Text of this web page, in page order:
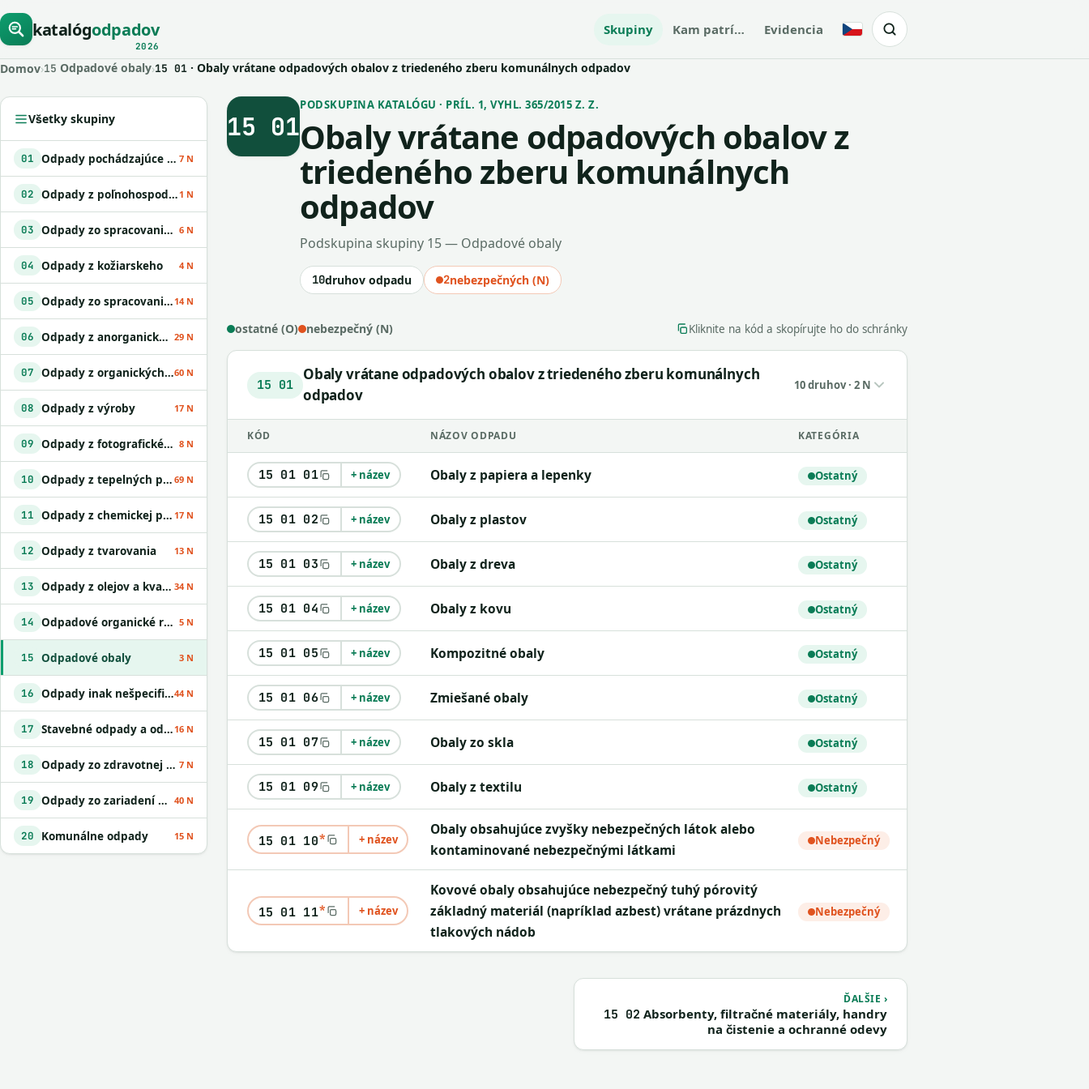
katalógodpadov
2026
Skupiny Kam patrí… Evidencia Česky
Domov›15 Odpadové obaly›15 01 · Obaly vrátane odpadových obalov z triedeného zberu komunálnych odpadov
Všetky skupiny
01 Odpady pochádzajúce z geologického prieskumu 7 N
02 Odpady z poľnohospodárstva 1 N
03 Odpady zo spracovania dreva a z výroby papiera 6 N
04 Odpady z kožiarskeho 4 N
05 Odpady zo spracovania ropy 14 N
06 Odpady z anorganických chemických procesov 29 N
07 Odpady z organických chemických procesov60 N
08 Odpady z výroby 17 N
09 Odpady z fotografického priemyslu 8 N
10 Odpady z tepelných procesov 69 N
11 Odpady z chemickej povrchovej úpravy kovov a nanášania kovov a iných materiálov; odpady z hydrometalurgie neželezných kovov 17 N
12 Odpady z tvarovania 13 N
13 Odpady z olejov a kvapalných palív okrem jedlých olejov a odpadov uvedených v skupinách 05 a 12 34 N
14 Odpadové organické rozpúšťadlá 5 N
15 Odpadové obaly 3 N
16 Odpady inak nešpecifikované v tomto katalógu44 N
17 Stavebné odpady a odpady z demolácií vrátane výkopovej zeminy z kontaminovaných miest 16 N
18 Odpady zo zdravotnej alebo veterinárnej starostlivosti alebo s nimi súvisiaceho výskumu okrem kuchynských a reštauračných odpadov 7 N
19 Odpady zo zariadení na úpravu odpadu 40 N
20 Komunálne odpady 15 N
15 01
PODSKUPINA KATALÓGU · PRÍL. 1, VYHL. 365/2015 Z. Z.
Obaly vrátane odpadových obalov z
triedeného zberu komunálnych
odpadov
Podskupina skupiny 15 — Odpadové obaly
10druhov odpadu 2nebezpečných (N)
ostatné (O) nebezpečný (N) Kliknite na kód a skopírujte ho do schránky
15 01
Obaly vrátane odpadových obalov z triedeného zberu komunálnych
odpadov
10 druhov · 2 N
KÓD NÁZOV ODPADU KATEGÓRIA
15 01 01 + název obaly z papiera a lepenky Ostatný
15 01 02 + název obaly z plastov Ostatný
15 01 03 + název obaly z dreva Ostatný
15 01 04 + název obaly z kovu Ostatný
15 01 05 + název kompozitné obaly Ostatný
15 01 06 + název zmiešané obaly Ostatný
15 01 07 + název obaly zo skla Ostatný
15 01 09 + název obaly z textilu Ostatný
15 01 10* + název
obaly obsahujúce zvyšky nebezpečných látok alebo
kontaminované nebezpečnými látkami
Nebezpečný
15 01 11* + název
kovové obaly obsahujúce nebezpečný tuhý pórovitý
základný materiál (napríklad azbest) vrátane prázdnych
tlakových nádob
Nebezpečný
ĎALŠIE ›
15 02 Absorbenty, filtračné materiály, handry
na čistenie a ochranné odevy